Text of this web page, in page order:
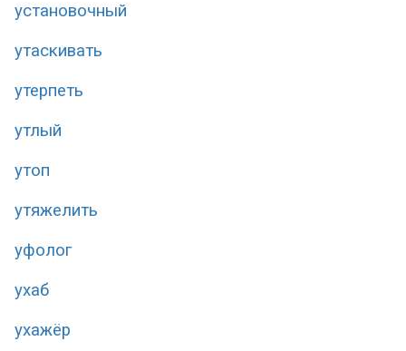
установочный
утаскивать
утерпеть
утлый
утоп
утяжелить
уфолог
ухаб
ухажёр